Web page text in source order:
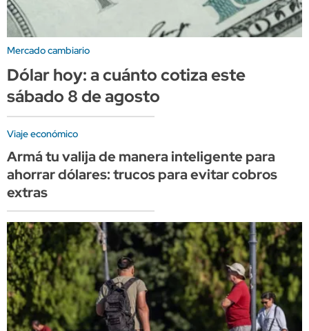
Mercado cambiario
Dólar hoy: a cuánto cotiza este
sábado 8 de agosto
Viaje económico
Armá tu valija de manera inteligente para
ahorrar dólares: trucos para evitar cobros
extras